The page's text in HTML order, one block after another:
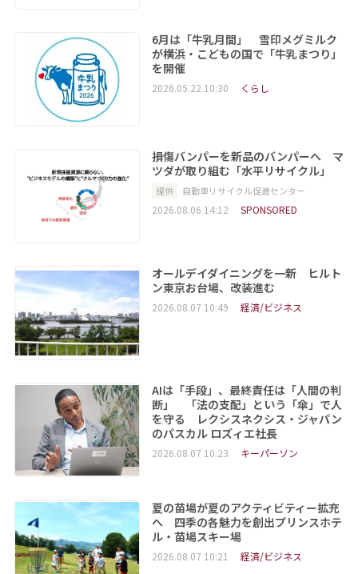
6月は「牛乳月間」 雪印メグミルク
が横浜・こどもの国で「牛乳まつり」
を開催
2026.05.22 10:30 くらし
損傷バンパーを新品のバンパーへ マ
ツダが取り組む「水平リサイクル」
提供 自動車リサイクル促進センター
2026.08.06 14:12 SPONSORED
オールデイダイニングを一新 ヒルト
ン東京お台場、改装進む
2026.08.07 10:49 経済/ビジネス
AIは「手段」、最終責任は「人間の判
断」 「法の支配」という「傘」で人
を守る レクシスネクシス・ジャパン
のパスカル ロズィエ社長
2026.08.07 10:23 キーパーソン
夏の苗場が夏のアクティビティー拡充
へ 四季の各魅力を創出プリンスホテ
ル・苗場スキー場
2026.08.07 10:21 経済/ビジネス